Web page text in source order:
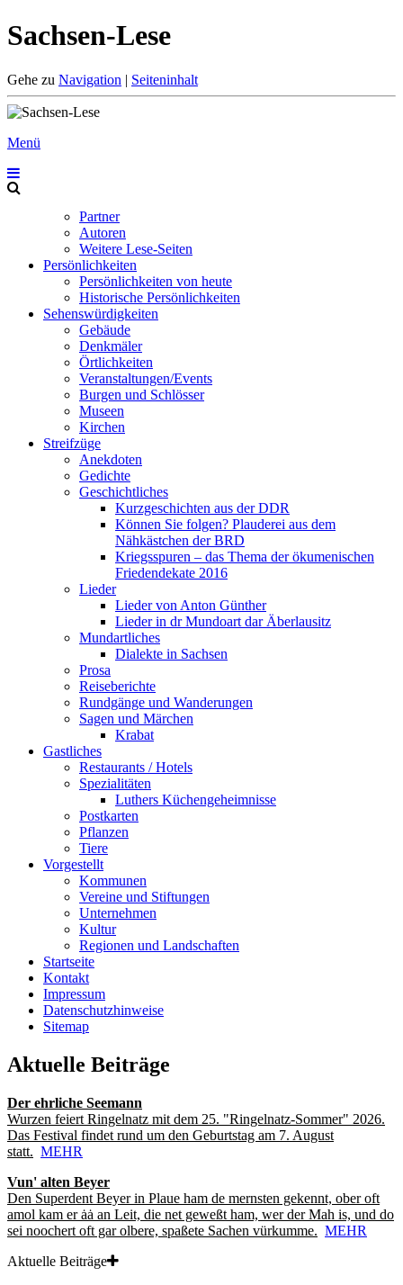
Sachsen-Lese
Gehe zu Navigation | Seiteninhalt
Menü
Partner
Autoren
Weitere Lese-Seiten
Persönlichkeiten
Persönlichkeiten von heute
Historische Persönlichkeiten
Sehenswürdigkeiten
Gebäude
Denkmäler
Örtlichkeiten
Veranstaltungen/Events
Burgen und Schlösser
Museen
Kirchen
Streifzüge
Anekdoten
Gedichte
Geschichtliches
Kurzgeschichten aus der DDR
Können Sie folgen? Plauderei aus dem
Nähkästchen der BRD
Kriegsspuren – das Thema der ökumenischen
Friedendekate 2016
Lieder
Lieder von Anton Günther
Lieder in dr Mundoart dar Äberlausitz
Mundartliches
Dialekte in Sachsen
Prosa
Reiseberichte
Rundgänge und Wanderungen
Sagen und Märchen
Krabat
Gastliches
Restaurants / Hotels
Spezialitäten
Luthers Küchengeheimnisse
Postkarten
Pflanzen
Tiere
Vorgestellt
Kommunen
Vereine und Stiftungen
Unternehmen
Kultur
Regionen und Landschaften
Startseite
Kontakt
Impressum
Datenschutzhinweise
Sitemap
Aktuelle Beiträge
Der ehrliche Seemann
Wurzen feiert Ringelnatz mit dem 25. "Ringelnatz-Sommer" 2026.
Das Festival findet rund um den Geburtstag am 7. August
statt. MEHR
Vun' alten Beyer
Den Superdent Beyer in Plaue ham de mernsten gekennt, ober oft
amol kam er ȧȧ an Leit, die net geweßt ham, wer der Mah is, und do
sei noochert oft gar olbere, spaßete Sachen vürkumme. MEHR
Aktuelle Beiträge